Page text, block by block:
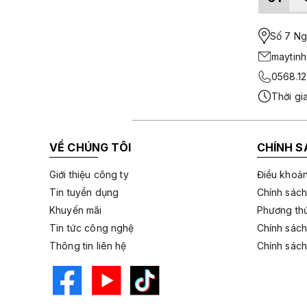
Số 7
Thời
VỀ CHÚNG TÔI
Giới thiệu công ty
Tin tuyển dụng
Khuyến mãi
Tin tức công nghệ
Thông tin liên hệ
CHÍNH
Điều
Chính
Phương
Chính
Chính